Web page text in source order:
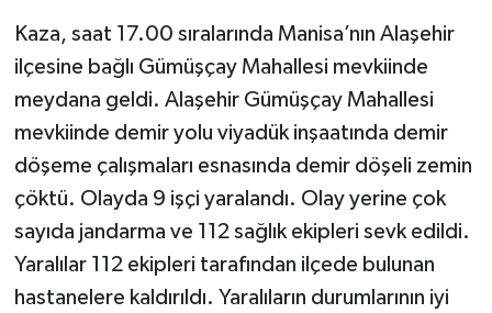
Kaza, saat 17.00 sıralarında Manisa’nın Alaşehir
ilçesine bağlı Gümüşçay Mahallesi mevkiinde
meydana geldi. Alaşehir Gümüşçay Mahallesi
mevkiinde demir yolu viyadük inşaatında demir
döşeme çalışmaları esnasında demir döşeli zemin
çöktü. Olayda 9 işçi yaralandı. Olay yerine çok
sayıda jandarma ve 112 sağlık ekipleri sevk edildi.
Yaralılar 112 ekipleri tarafından ilçede bulunan
hastanelere kaldırıldı. Yaralıların durumlarının iyi